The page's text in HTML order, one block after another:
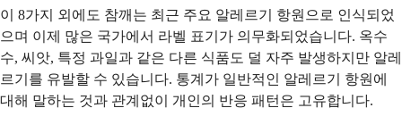
이 8가지 외에도 참깨는 최근 주요 알레르기 항원으로 인식되었
으며 이제 많은 국가에서 라벨 표기가 의무화되었습니다. 옥수
수, 씨앗, 특정 과일과 같은 다른 식품도 덜 자주 발생하지만 알레
르기를 유발할 수 있습니다. 통계가 일반적인 알레르기 항원에
대해 말하는 것과 관계없이 개인의 반응 패턴은 고유합니다.